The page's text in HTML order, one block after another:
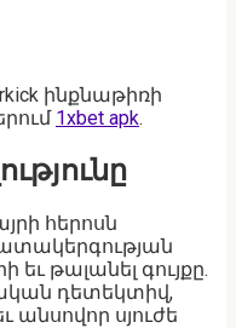
ինքնաթիռի
1xbet apk.
հերոսն
եւ թալանել գույքը.
դետեկտիվ,
անսովոր սյուժե